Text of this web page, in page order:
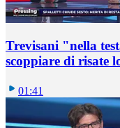
Trevisani "nella
scoppiare di risate
01:41